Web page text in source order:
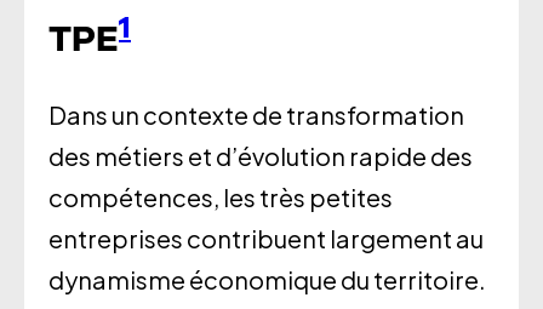
TPE1
Dans un contexte de transformation
des métiers et d’évolution rapide des
compétences, les très petites
entreprises contribuent largement au
dynamisme économique du territoire.